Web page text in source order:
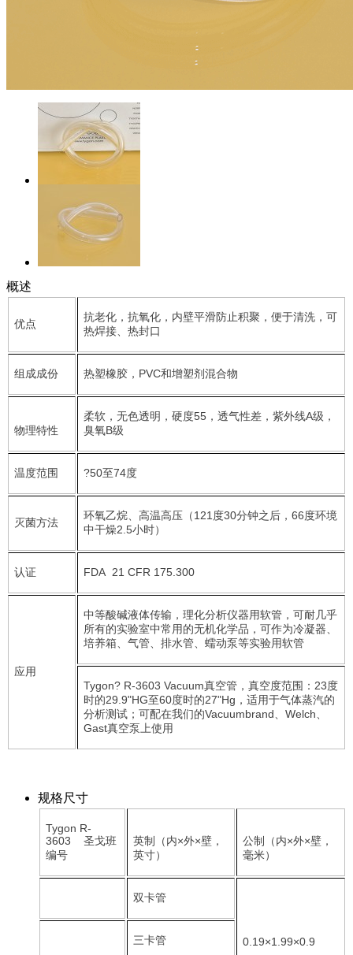
概述
优点
抗老化，抗氧化，内壁平滑防止积聚，便于清洗，可
热焊接、热封口
组成成份 热塑橡胶，PVC和增塑剂混合物
物理特性
柔软，无色透明，硬度55，透气性差，紫外线A级，
臭氧B级
温度范围 ?50至74度
灭菌方法
环氧乙烷、高温高压（121度30分钟之后，66度环境
中干燥2.5小时）
认证 FDA 21 CFR 175.300
应用
中等酸碱液体传输，理化分析仪器用软管，可耐几乎
所有的实验室中常用的无机化学品，可作为冷凝器、
培养箱、气管、排水管、蠕动泵等实验用软管
Tygon? R-3603 Vacuum真空管，真空度范围：23度
时的29.9"HG至60度时的27"Hg，适用于气体蒸汽的
分析测试；可配在我们的Vacuumbrand、Welch、
Gast真空泵上使用
规格尺寸
Tygon R-
3603 圣戈班
编号
英制（内×外×壁，
英寸）
公制（内×外×壁，
毫米）
双卡管
0.19×1.99×0.9
三卡管